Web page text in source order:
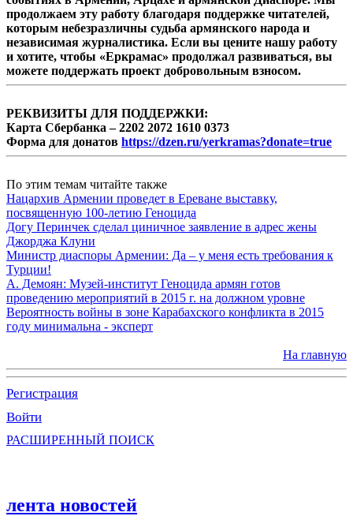
продолжаем эту работу благодаря поддержке читателей,
которым небезразличны судьба армянского народа и
независимая журналистика. Если вы цените нашу работу
и хотите, чтобы «Еркрамас» продолжал развиваться, вы
можете поддержать проект добровольным взносом.
РЕКВИЗИТЫ ДЛЯ ПОДДЕРЖКИ:
Карта Сбербанка – 2202 2072 1610 0373
Форма для донатов https://dzen.ru/yerkramas?donate=true
По этим темам читайте также
Нацархив Армении проведет в Ереване выставку,
посвященную 100-летию Геноцида
Догу Перинчек сделал циничное заявление в адрес жены
Джорджа Клуни
Министр диаспоры Армении: Да – у меня есть требования к
Турции!
А. Демоян: Музей-институт Геноцида армян готов
проведению мероприятий в 2015 г. на должном уровне
Вероятность войны в зоне Карабахского конфликта в 2015
году минимальна - эксперт
На главную
Регистрация
Войти
РАСШИРЕННЫЙ ПОИСК
лента новостей